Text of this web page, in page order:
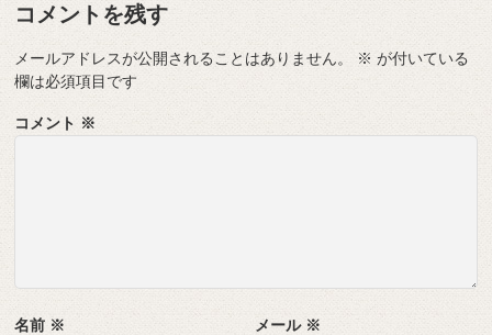
コメントを残す
メールアドレスが公開されることはありません。 ※ が付いている
欄は必須項目です
コメント ※
名前 ※ メール ※